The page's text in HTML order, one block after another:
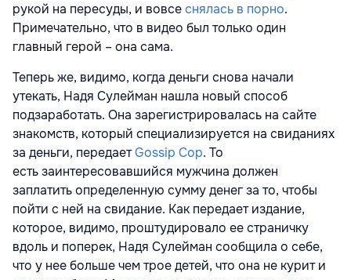
рукой на пересуды, и вовсеснялась в порно.
Примечательно, что в видео был только один
главный герой – она сама.
Теперь же, видимо, когда деньги снова начали
утекать, Надя Сулейман нашла новый способ
подзаработать. Она зарегистрировалась на сайте
знакомств, который специализируется на свиданиях
за деньги, передаетGossip Cop. То
есть заинтересовавшийся мужчина должен
заплатить определенную сумму денег за то, чтобы
пойти с ней на свидание. Как передает издание,
которое, видимо, проштудировало ее страничку
вдоль и поперек, Надя Сулейман сообщила о себе,
что у нее больше чем трое детей, что она не курит и